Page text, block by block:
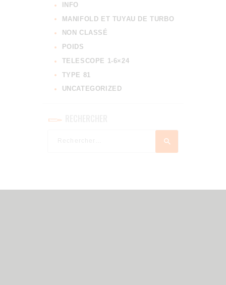
INFO
MANIFOLD ET TUYAU DE TURBO
NON CLASSÉ
POIDS
TELESCOPE 1-6×24
TYPE 81
UNCATEGORIZED